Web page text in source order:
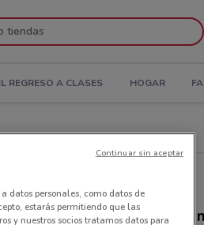
REGRESO A CLASES HOGAR
Tiendas Fresko
datos personales, como datos de
estarás permitiendo que las
y nuestros socios tratamos datos para
Continuar sin aceptar